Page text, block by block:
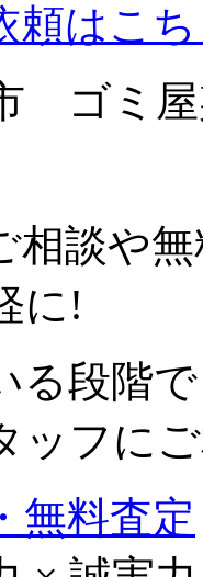
頼はこ
ゴミ屋
相談や
に!
る段階
ッフに
無料査定